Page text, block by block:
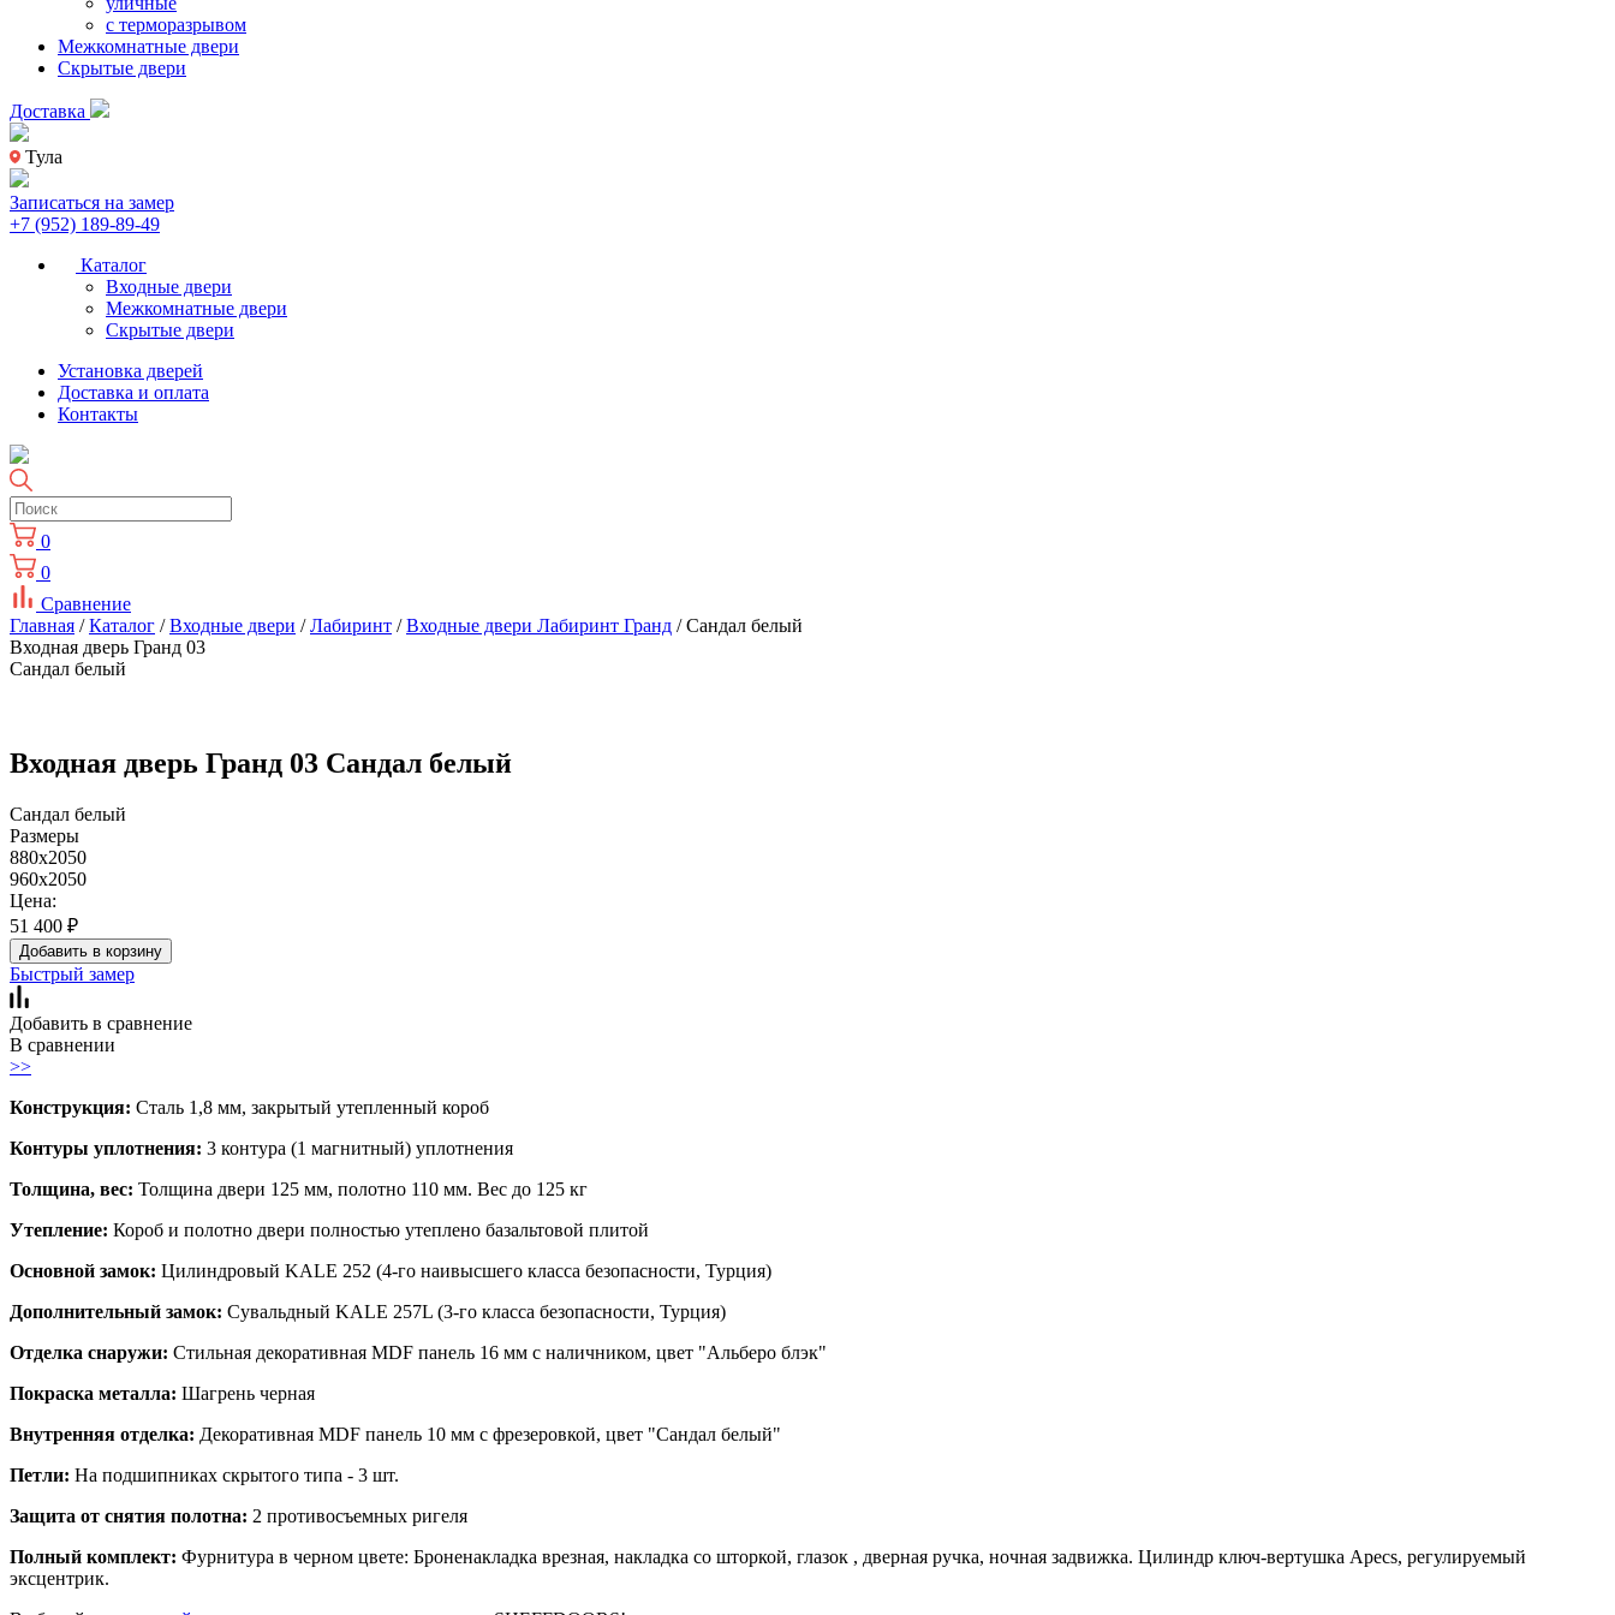
с терморазрывом
Межкомнатные двери
Скрытые двери
Доставка
Тула
Записаться на замер
+7 (952) 189-89-49
Каталог
Входные двери
Межкомнатные двери
Скрытые двери
Установка дверей
Доставка и оплата
Контакты
0
0
Сравнение
Главная /Каталог /Входные двери /Лабиринт /Входные двери Лабиринт Гранд / Сандал белый
Входная дверь Гранд 03
Сандал белый
Входная дверь Гранд 03 Сандал белый
Сандал белый
Размеры
880х2050
960х2050
Цена:
51 400 ₽
Добавить в корзину
Быстрый замер
Добавить в сравнение
В сравнении
>>
Конструкция: Сталь 1,8 мм, закрытый утепленный короб
Контуры уплотнения: 3 контура (1 магнитный) уплотнения
Толщина, вес: Толщина двери 125 мм, полотно 110 мм. Вес до 125 кг
Утепление: Короб и полотно двери полностью утеплено базальтовой плитой
Основной замок: Цилиндровый KALE 252 (4-го наивысшего класса безопасности, Турция)
Дополнительный замок: Сувальдный KALE 257L (3-го класса безопасности, Турция)
Отделка снаружи: Стильная декоративная MDF панель 16 мм с наличником, цвет "Альберо блэк"
Покраска металла: Шагрень черная
Внутренняя отделка: Декоративная MDF панель 10 мм с фрезеровкой, цвет "Сандал белый"
Петли: На подшипниках скрытого типа - 3 шт.
Защита от снятия полотна: 2 противосъемных ригеля
Полный комплект: Фурнитура в черном цвете: Броненакладка врезная, накладка со шторкой, глазок , дверная ручка, ночная задвижка. Цилиндр ключ-вертушка Apecs, регулируемый
эксцентрик.